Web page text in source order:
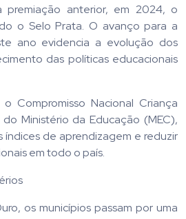
premiação anterior, em 2024, o
o Selo Prata. O avanço para a
ano evidencia a evolução dos
das políticas educacionais
Compromisso Nacional Criança
Ministério da Educação (MEC),
índices de aprendizagem e reduzir
em todo o país.
os municípios passam por uma